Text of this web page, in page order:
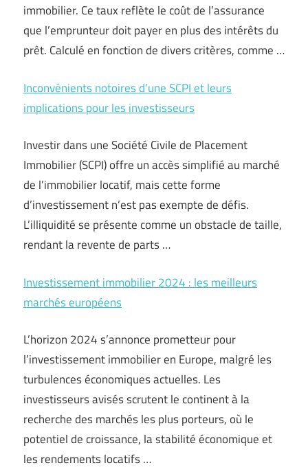
immobilier. Ce taux reflète le coût de l’assurance
que l’emprunteur doit payer en plus des intérêts du
prêt. Calculé en fonction de divers critères, comme …
Inconvénients notoires d’une SCPI et leurs
implications pour les investisseurs
Investir dans une Société Civile de Placement
Immobilier (SCPI) offre un accès simplifié au marché
de l’immobilier locatif, mais cette forme
d’investissement n’est pas exempte de défis.
L’illiquidité se présente comme un obstacle de taille,
rendant la revente de parts …
Investissement immobilier 2024 : les meilleurs
marchés européens
L’horizon 2024 s’annonce prometteur pour
l’investissement immobilier en Europe, malgré les
turbulences économiques actuelles. Les
investisseurs avisés scrutent le continent à la
recherche des marchés les plus porteurs, où le
potentiel de croissance, la stabilité économique et
les rendements locatifs …